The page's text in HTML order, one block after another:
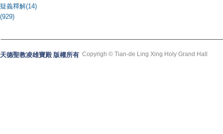
疑義釋解(14)
(929)
天德聖教凌雄寶殿 版權所有 Copyrigh © Tian-de Ling Xing Holy Grand Hall